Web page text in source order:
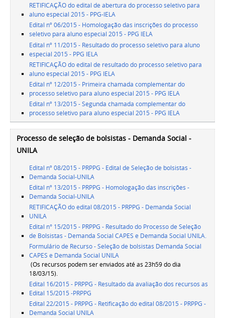
RETIFICAÇÃO do edital de abertura do processo seletivo para
aluno especial 2015 - PPG-IELA
Edital nº 06/2015 - Homologação das inscrições do processo
seletivo para aluno especial 2015 - PPG IELA
Edital nº 11/2015 - Resultado do processo seletivo para aluno
especial 2015 - PPG IELA
RETIFICAÇÃO do edital de resultado do processo seletivo para
aluno especial 2015 - PPG IELA
Edital nº 12/2015 - Primeira chamada complementar do
processo seletivo para aluno especial 2015 - PPG IELA
Edital nº 13/2015 - Segunda chamada complementar do
processo seletivo para aluno especial 2015 - PPG IELA
Processo de seleção de bolsistas - Demanda Social -
UNILA
Edital nº 08/2015 - PRPPG - Edital de Seleção de bolsistas -
Demanda Social-UNILA
Edital nº 13/2015 - PRPPG - Homologação das inscrições -
Demanda Social-UNILA
RETIFICAÇÃO do edital 08/2015 - PRPPG - Demanda Social
UNILA
Edital n° 15/2015 - PRPPG - Resultado do Processo de Seleção
de Bolsistas - Demanda Social CAPES e Demanda Social UNILA.
Formulário de Recurso - Seleção de bolsistas Demanda Social
CAPES e Demanda Social UNILA
(Os recursos podem ser enviados até as 23h59 do dia
18/03/15).
Edital 16/2015 - PRPPG - Resultado da avaliação dos recursos as
Edital 15/2015 -PRPPG
Edital 22/2015 - PRPPG - Retificação do edital 08/2015 - PRPPG -
Demanda Social UNILA